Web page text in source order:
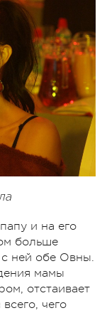
и на его
больше
ней обе Овны.
мамы
отстаивает
чего